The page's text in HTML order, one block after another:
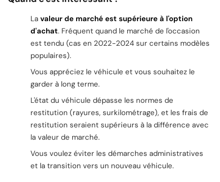
La valeur de marché est supérieure à l'option
d'achat. Fréquent quand le marché de l'occasion
est tendu (cas en 2022-2024 sur certains modèles
populaires).
Vous appréciez le véhicule et vous souhaitez le
garder à long terme.
L'état du véhicule dépasse les normes de
restitution (rayures, surkilométrage), et les frais de
restitution seraient supérieurs à la différence avec
la valeur de marché.
Vous voulez éviter les démarches administratives
et la transition vers un nouveau véhicule.